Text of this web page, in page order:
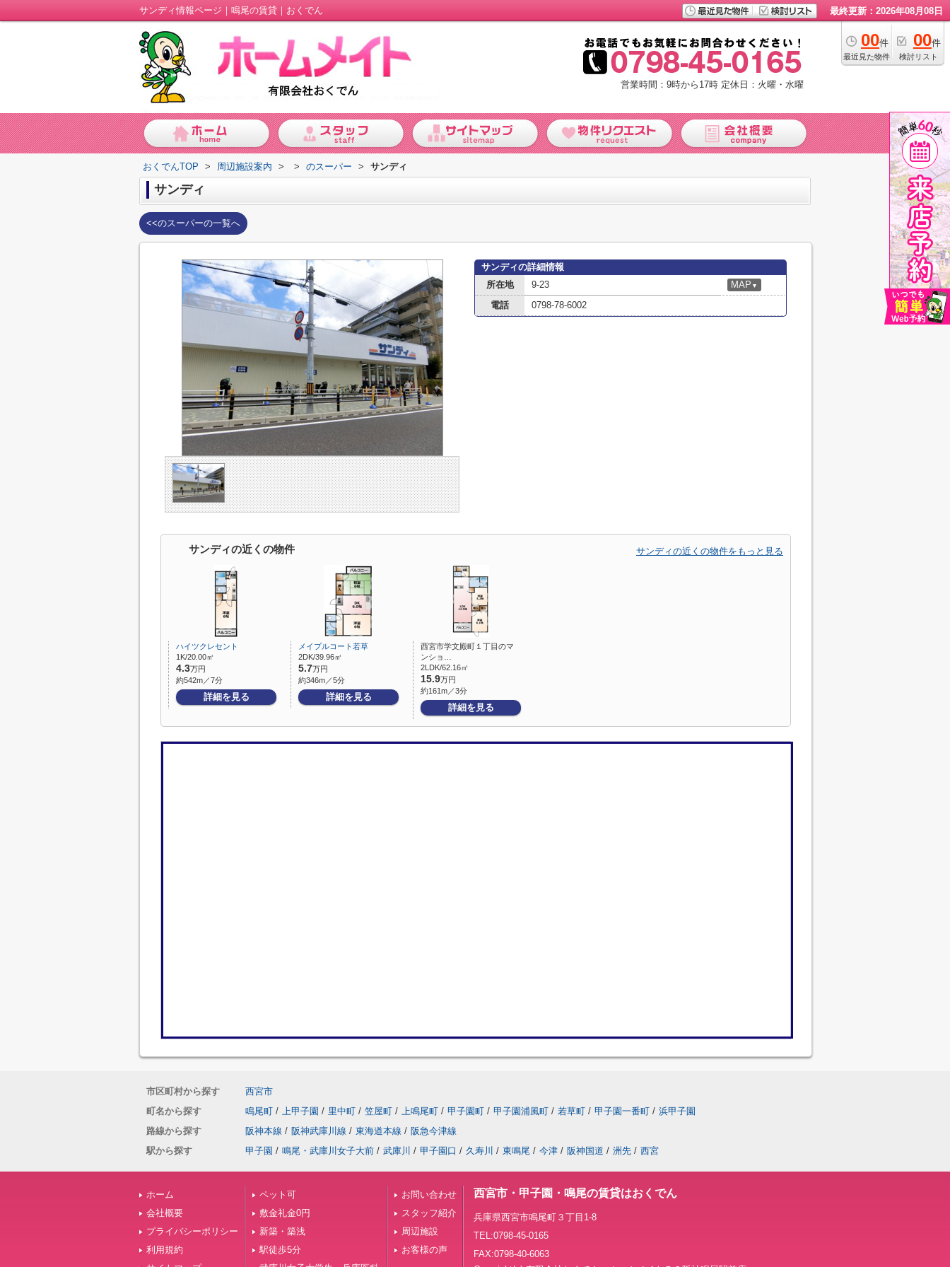
サンディ情報ページ｜鳴尾の賃貸｜おくでん 最終更新：2026年08月08日
00件
最近見た物件
00件
検討リスト
営業時間：9時から17時 定休日：火曜・水曜
おくでんTOP > 周辺施設案内 > > のスーパー > サンディ
サンディ
<<のスーパーの一覧へ
サンディの詳細情報
所在地
9-23 MAP ▼
電話 0798-78-6002
サンディの近くの物件 サンディの近くの物件をもっと見る
ハイツクレセント
1K/20.00㎡
4.3万円
約542m／7分
詳細を見る
メイプルコート若草
2DK/39.96㎡
5.7万円
約346m／5分
詳細を見る
西宮市学文殿町１丁目のマ
ンショ…
2LDK/62.16㎡
15.9万円
約161m／3分
詳細を見る
市区町村から探す
西宮市
町名から探す
鳴尾町 / 上甲子園 / 里中町 / 笠屋町 / 上鳴尾町 / 甲子園町 / 甲子園浦風町 / 若草町 / 甲子園一番町 / 浜甲子園
路線から探す
阪神本線 / 阪神武庫川線 / 東海道本線 / 阪急今津線
駅から探す
甲子園 / 鳴尾・武庫川女子大前 / 武庫川 / 甲子園口 / 久寿川 / 東鳴尾 / 今津 / 阪神国道 / 洲先 / 西宮
ホーム
会社概要
プライバシーポリシー
利用規約
ペット可
敷金礼金0円
新築・築浅
駅徒歩5分
お問い合わせ
スタッフ紹介
周辺施設
お客様の声
西宮市・甲子園・鳴尾の賃貸はおくでん
兵庫県西宮市鳴尾町３丁目1-8
TEL:0798-45-0165
FAX:0798-40-6063